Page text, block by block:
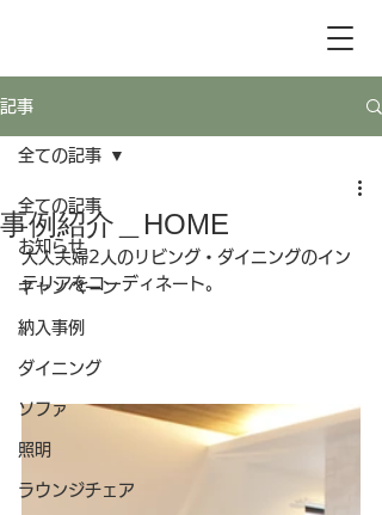
記事
全ての記事
お知らせ
キャンペーン
納入事例
ダイニング
ソファ
照明
ラウンジチェア
全ての記事
事例紹介＿HOME
大人夫婦2人のリビング・ダイニングのイン
テリアをコーディネート。